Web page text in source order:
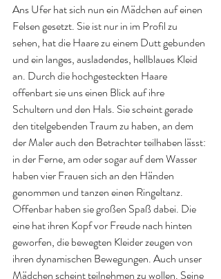
Ans Ufer hat sich nun ein Mädchen auf einen
Felsen gesetzt. Sie ist nur in im Profil zu
sehen, hat die Haare zu einem Dutt gebunden
und ein langes, ausladendes, hellblaues Kleid
an. Durch die hochgesteckten Haare
offenbart sie uns einen Blick auf ihre
Schultern und den Hals. Sie scheint gerade
den titelgebenden Traum zu haben, an dem
der Maler auch den Betrachter teilhaben lässt:
in der Ferne, am oder sogar auf dem Wasser
haben vier Frauen sich an den Händen
genommen und tanzen einen Ringeltanz.
Offenbar haben sie großen Spaß dabei. Die
eine hat ihren Kopf vor Freude nach hinten
geworfen, die bewegten Kleider zeugen von
ihren dynamischen Bewegungen. Auch unser
Mädchen scheint teilnehmen zu wollen. Seine